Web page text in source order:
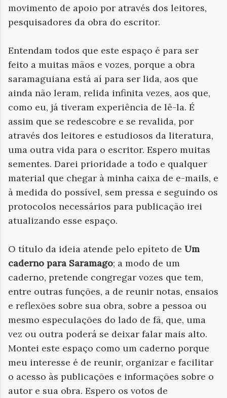
movimento de apoio por através dos leitores,
pesquisadores da obra do escritor.
Entendam todos que este espaço é para ser
feito a muitas mãos e vozes, porque a obra
saramaguiana está aí para ser lida, aos que
ainda não leram, relida infinita vezes, aos que,
como eu, já tiveram experiência de lê-la. É
assim que se redescobre e se revalida, por
através dos leitores e estudiosos da literatura,
uma outra vida para o escritor. Espero muitas
sementes. Darei prioridade a todo e qualquer
material que chegar à minha caixa de e-mails, e
à medida do possível, sem pressa e seguindo os
protocolos necessários para publicação irei
atualizando esse espaço.
O título da ideia atende pelo epíteto de Um
caderno para Saramago; a modo de um
caderno, pretende congregar vozes que tem,
entre outras funções, a de reunir notas, ensaios
e reflexões sobre sua obra, sobre a pessoa ou
mesmo especulações do lado de fã, que, uma
vez ou outra poderá se deixar falar mais alto.
Montei este espaço como um caderno porque
meu interesse é de reunir, organizar e facilitar
o acesso às publicações e informações sobre o
autor e sua obra. Espero os votos de